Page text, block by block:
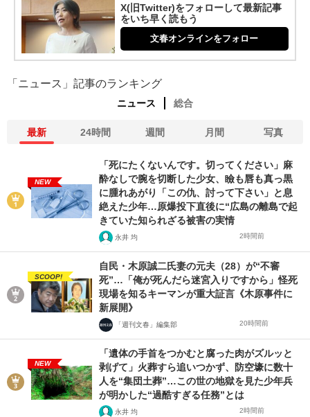
X(旧Twitter)をフォローして最新記事
をいち早く読もう
文春オンラインをフォロー
「ニュース」記事のランキング
ニュース 総合
最新 24時間 週間 月間 写真
NEW
「死にたくないんです。切ってください」麻
酔なしで腕を切断した少女、瞼も唇も真っ黒
に腫れあがり「この仇、討って下さい」と息
絶えた少年…原爆投下直後に“広島の離島で起
きていた知られざる被害の実情
永井 均 2時間前
SCOOP!
自民・木原誠二氏妻の元夫（28）が“不審
死”…「俺が死んだら迷宮入りですから」怪死
現場を知るキーマンが重大証言《木原事件に
新展開》
「週刊文春」編集部 20時間前
NEW
「遺体の手首をつかむと腐った肉がズルッと
剥げて」火葬すら追いつかず、防空壕に数十
人を“集団土葬”…この世の地獄を見た少年兵
が明かした“過酷すぎる任務”とは
永井 均 2時間前